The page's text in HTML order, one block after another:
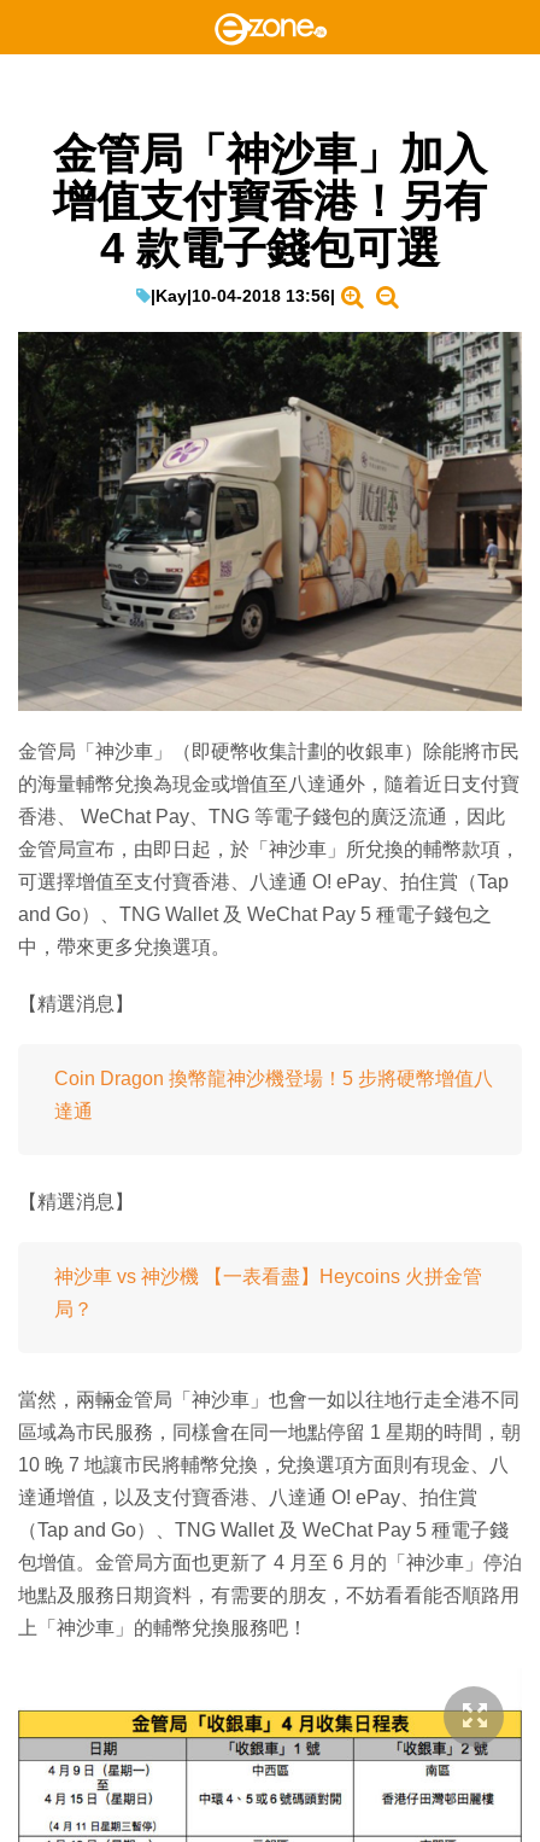
金管局「神沙車」加入
增值支付寶香港！另有
4 款電子錢包可選
|Kay|10-04-2018 13:56|
金管局「神沙車」（即硬幣收集計劃的收銀車）除能將市民
的海量輔幣兌換為現金或增值至八達通外，隨着近日支付寶
香港、 WeChat Pay、TNG 等電子錢包的廣泛流通，因此
金管局宣布，由即日起，於「神沙車」所兌換的輔幣款項，
可選擇增值至支付寶香港、八達通 O! ePay、拍住賞（Tap
and Go）、TNG Wallet 及 WeChat Pay 5 種電子錢包之
中，帶來更多兌換選項。
【精選消息】
Coin Dragon 換幣龍神沙機登場！5 步將硬幣增值八
達通
【精選消息】
神沙車 vs 神沙機 【一表看盡】Heycoins 火拼金管
局？
當然，兩輛金管局「神沙車」也會一如以往地行走全港不同
區域為市民服務，同樣會在同一地點停留 1 星期的時間，朝
10 晚 7 地讓市民將輔幣兌換，兌換選項方面則有現金、八
達通增值，以及支付寶香港、八達通 O! ePay、拍住賞
（Tap and Go）、TNG Wallet 及 WeChat Pay 5 種電子錢
包增值。金管局方面也更新了 4 月至 6 月的「神沙車」停泊
地點及服務日期資料，有需要的朋友，不妨看看能否順路用
上「神沙車」的輔幣兌換服務吧！